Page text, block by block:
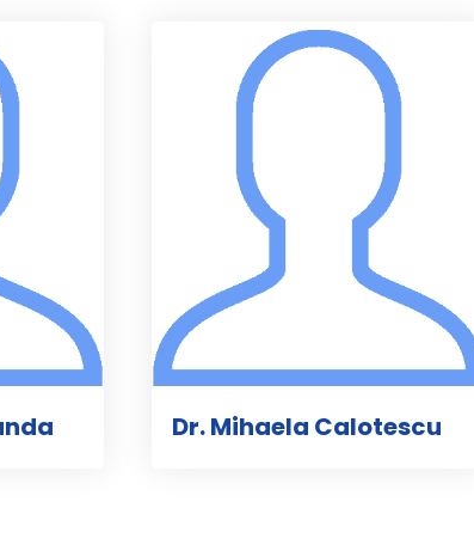
Dr. Mihaela Calotescu